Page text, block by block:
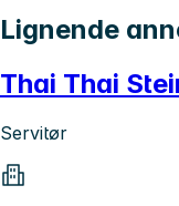
Lignende
Thai Thai
Servitør